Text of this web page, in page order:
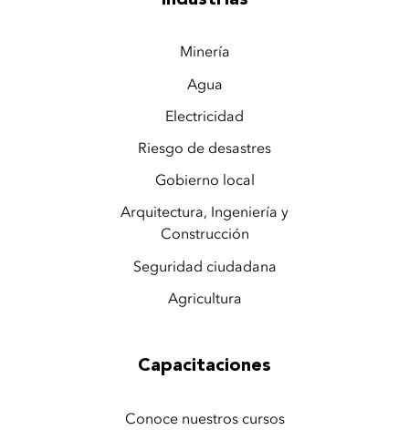
Minería
Agua
Electricidad
Riesgo de desastres
Gobierno local
Arquitectura, Ingeniería y
Construcción
Seguridad ciudadana
Agricultura
Capacitaciones
Conoce nuestros cursos